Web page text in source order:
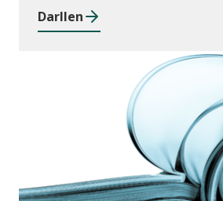
Darllen